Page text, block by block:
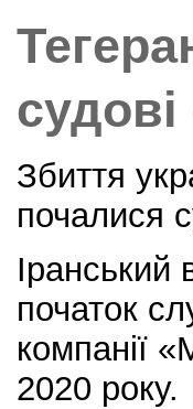
Збиття
почалися
Іранський
початок
компанії
2020 року.